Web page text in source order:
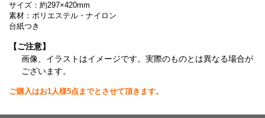
サイズ：約297×420mm
素材：ポリエステル・ナイロン
台紙つき
【ご注意】
画像、イラストはイメージです。実際のものとは異なる場合が
ございます。
ご購入はお1人様5点までとさせて頂きます。